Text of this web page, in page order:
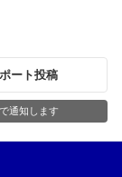
ート投稿
通知します